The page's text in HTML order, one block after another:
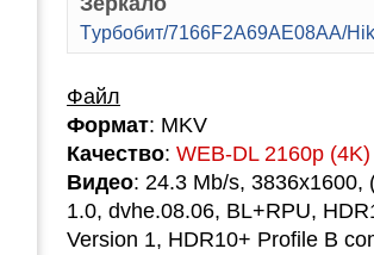
Tуpбoбит/7166F2A69AE08AA/
Файл
Формат: MKV
Качество: WEB-DL 2160p (4K)
Видео: 24.3 Mb/s, 3836x1600,
1.0, dvhe.08.06, BL+RPU,
Version 1, HDR10+ Profile B